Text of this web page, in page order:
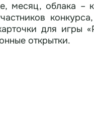
месяц, облака –
для возможности
для игры
открытки.